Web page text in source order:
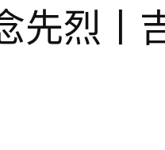
先烈丨